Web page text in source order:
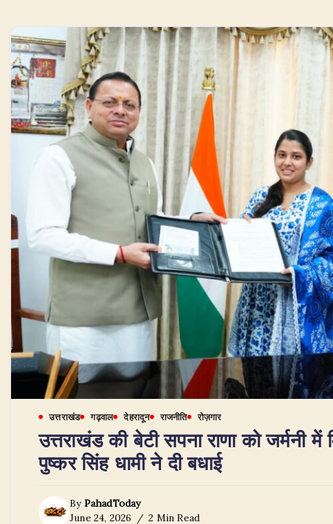
उत्तराखंड गढ़वाल देहरादून राजनीति रोज़गार
उत्तराखंड की बेटी सपना राणा को जर्मनी
पुष्कर सिंह धामी ने दी बधाई
By PahadToday
June 24, 2026
2 Min Read